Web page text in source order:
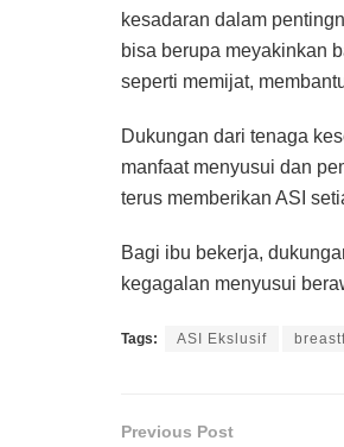
kesadaran dalam
bisa berupa meyakinkan
seperti memijat,
Dukungan dari tenaga
manfaat menyusui dan
terus memberikan ASI
Bagi ibu bekerja,
kegagalan menyusui
Tags: ASI Ekslusif
Previous Post